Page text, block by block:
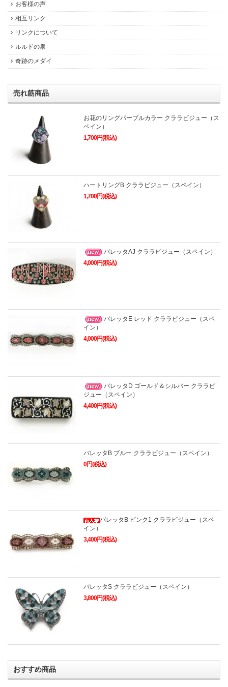
お客様の声
相互リンク
リンクについて
ルルドの泉
奇跡のメダイ
売れ筋商品
お花のリングパープルカラー クララビジュー（ス
ペイン）
1,700円(税込)
ハートリングB クララビジュー（スペイン）
1,700円(税込)
バレッタAJ クララビジュー（スペイン）
4,000円(税込)
バレッタE レッド クララビジュー（スペ
イン）
4,000円(税込)
バレッタD ゴールド＆シルバー クララビ
ジュー（スペイン）
4,400円(税込)
バレッタB ブルー クララビジュー（スペイン）
0円(税込)
バレッタB ピンク1 クララビジュー（スペ
イン）
3,400円(税込)
バレッタS クララビジュー（スペイン）
3,800円(税込)
おすすめ商品